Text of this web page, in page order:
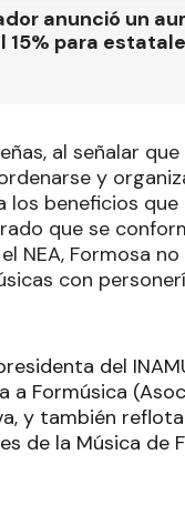
anunció un
15% para
al señalar que
y
los beneficios
que se
NEA, Formosa
con
del
Formúsica
y también
de la Música de